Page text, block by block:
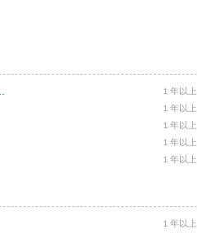
１年以上
１年以上
１年以上
１年以上
１年以上
１年以上